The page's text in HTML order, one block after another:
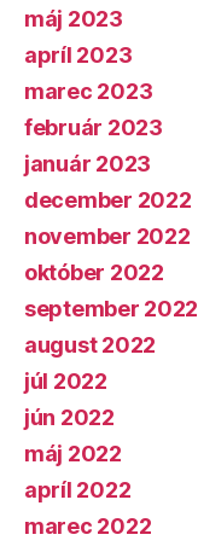
máj 2023
apríl 2023
marec 2023
február 2023
január 2023
december 2022
november 2022
október 2022
september 2022
august 2022
júl 2022
jún 2022
máj 2022
apríl 2022
marec 2022